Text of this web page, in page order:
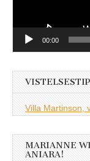
00:00
Villa Martinson,
MARIANNE
ANIARA!